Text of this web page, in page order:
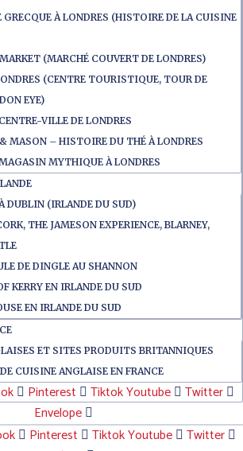
À LONDRES (HISTOIRE DE LA CUISINE
(MARCHÉ COUVERT DE LONDRES)
(CENTRE TOURISTIQUE, TOUR DE
EYE)
VILLE DE LONDRES
MASON – HISTOIRE DU THÉ À LONDRES
MYTHIQUE À LONDRES
DUBLIN (IRLANDE DU SUD)
THE JAMESON EXPERIENCE, BLARNEY,
DE DINGLE AU SHANNON
KERRY EN IRLANDE DU SUD
EN IRLANDE DU SUD
ET SITES PRODUITS BRITANNIQUES
CUISINE ANGLAISE EN FRANCE
Pinterest TiktokYoutube
Twitter
Envelope
Pinterest TiktokYoutube
Twitter